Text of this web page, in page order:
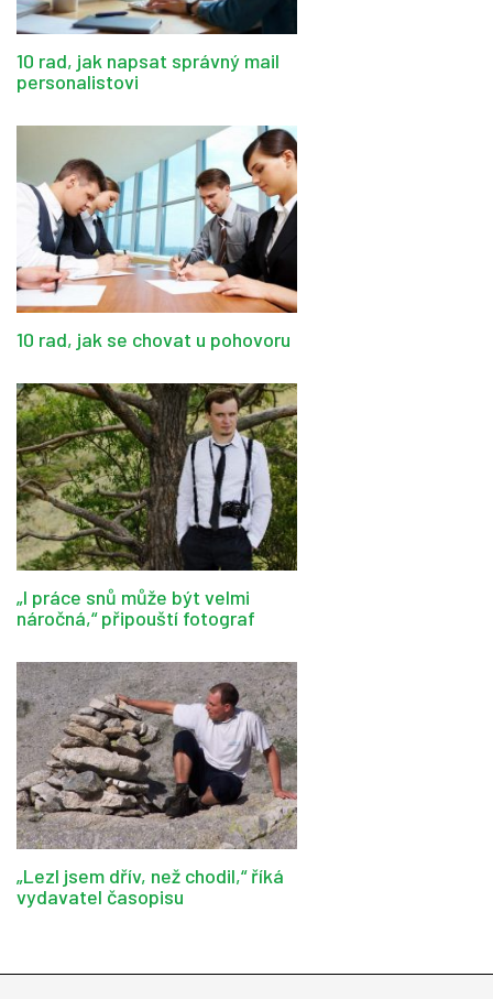
10 rad, jak napsat správný mail
personalistovi
10 rad, jak se chovat u pohovoru
„I práce snů může být velmi
náročná,“ připouští fotograf
„Lezl jsem dřív, než chodil,“ říká
vydavatel časopisu